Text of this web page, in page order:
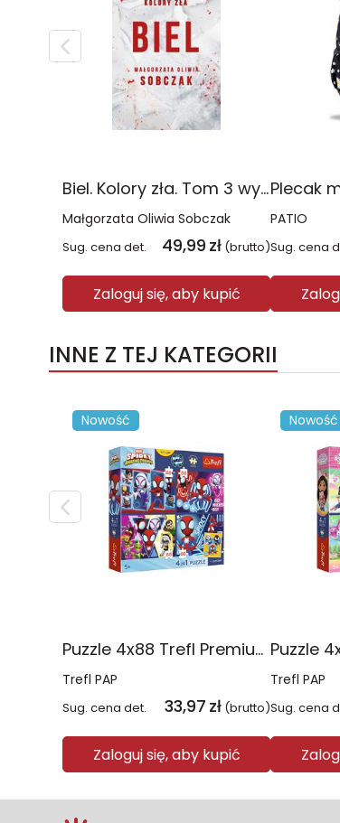
Biel. Kolory zła. Tom 3 wyd. 2025
Małgorzata Oliwia Sobczak
Sug. cena det. 49,99 zł (brutto)
Zaloguj się, aby kupić
PATIO
Sug. cena
INNE Z TEJ KATEGORII
Nowość
Puzzle 4x88 Trefl Premium Plus Kids Pajęczy dzień Spidey 34696
Trefl PAP
Sug. cena det. 33,97 zł (brutto)
Zaloguj się, aby kupić
Nowość
Trefl PAP
Sug. cena